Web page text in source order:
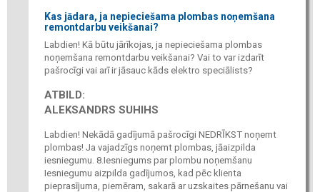
Kas jādara, ja nepieciešama plombas noņemšana
remontdarbu veikšanai?
Labdien! Kā būtu jārīkojas, ja nepieciešama plombas
noņemšana remontdarbu veikšanai? Vai to var izdarīt
pašrocīgi vai arī ir jāsauc kāds elektro speciālists?
ATBILD:
ALEKSANDRS SUHIHS
Labdien! Nekādā gadījumā pašrocīgi NEDRĪKST noņemt
plombas! Ja vajadzīgs noņemt plombas, jāaizpilda
iesniegumu. 8.Iesniegums par plombu noņemšanu
Iesniegumu aizpilda gadījumos, kad pēc klienta
pieprasījuma, piemēram, sakarā ar uzskaites pārnešanu vai